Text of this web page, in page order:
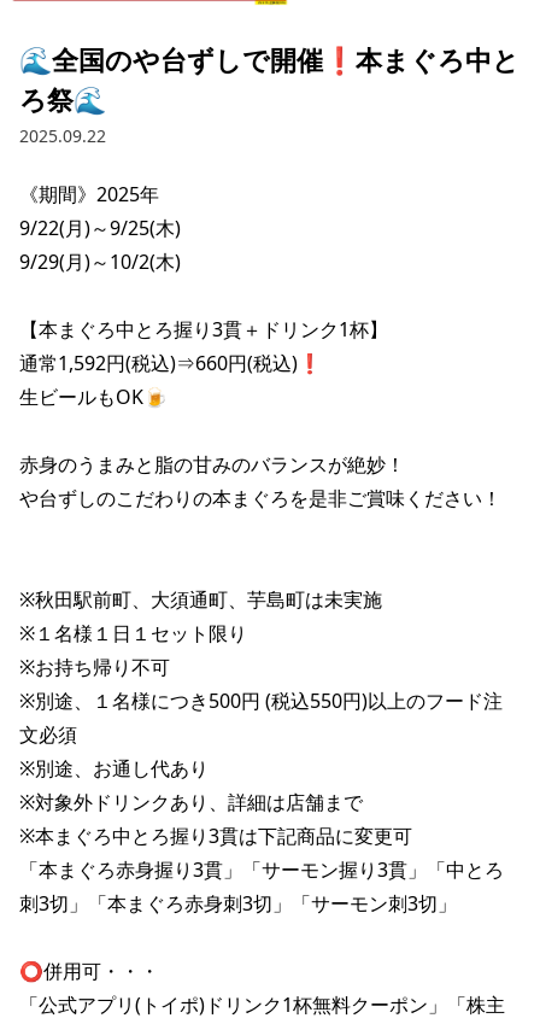
所在地
焼とりてっぱん
ひとくち餃子の頂
せんと
海老どて食堂
華花
コーポレートガバナンス
財務情報
業績推移
財政状況
株式情報
IRライブラリ
決算短信
決算説明資料
株主通信
株主総会関連資料
適時開示資料
株価情報
株主優待
電子公告
パート・アルバイト
お問い合わせ
お問い合わせトップ
ご意見・アンケート（ご来店の方）
このサイトについて
プライバシーポリシー
リンク集
サイトマップ
🌊全国のや台ずしで開催❗️本まぐろ中と
ろ祭🌊
2025.09.22
《期間》2025年
9/22(月)～9/25(木)
9/29(月)～10/2(木)
【本まぐろ中とろ握り3貫＋ドリンク1杯】
通常1,592円(税込)⇒660円(税込)❗️
生ビールもOK🍺
赤身のうまみと脂の甘みのバランスが絶妙！
や台ずしのこだわりの本まぐろを是非ご賞味ください！
※秋田駅前町、大須通町、芋島町は未実施
※１名様１日１セット限り
※お持ち帰り不可
※別途、１名様につき500円 (税込550円)以上のフード注
文必須
※別途、お通し代あり
※対象外ドリンクあり、詳細は店舗まで
※本まぐろ中とろ握り3貫は下記商品に変更可
「本まぐろ赤身握り3貫」「サーモン握り3貫」「中とろ
刺3切」「本まぐろ赤身刺3切」「サーモン刺3切」
⭕️併用可・・・
「公式アプリ(トイポ)ドリンク1杯無料クーポン」「株主